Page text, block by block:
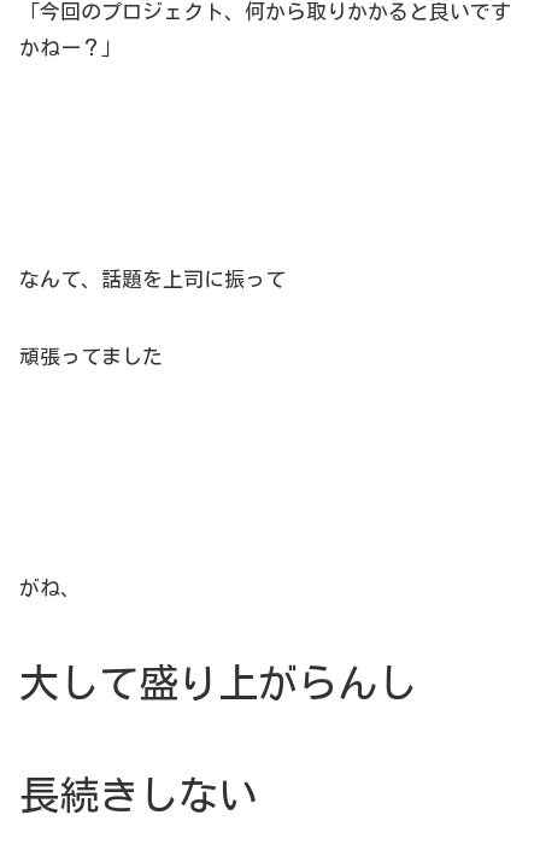
「今回のプロジェクト、何から取りかかると良いです
かねー？」
なんて、話題を上司に振って
頑張ってました
がね、
大して盛り上がらんし
長続きしない